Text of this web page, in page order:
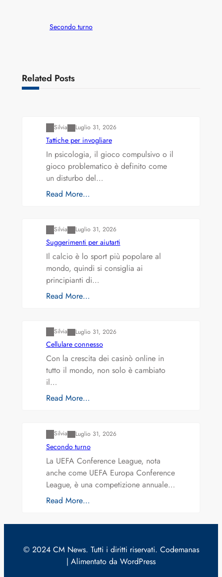
Secondo turno
Related Posts
Silvia Luglio 31, 2026
Tattiche per invogliare
In psicologia, il gioco compulsivo o il
gioco problematico è definito come
un disturbo del…
Read More…
Silvia Luglio 31, 2026
Suggerimenti per aiutarti
Il calcio è lo sport più popolare al
mondo, quindi si consiglia ai
principianti di…
Read More…
Silvia Luglio 31, 2026
Cellulare connesso
Con la crescita dei casinò online in
tutto il mondo, non solo è cambiato
il…
Read More…
Silvia Luglio 31, 2026
Secondo turno
La UEFA Conference League, nota
anche come UEFA Europa Conference
League, è una competizione annuale…
Read More…
© 2024 CM News. Tutti i diritti riservati. Codemanas
| Alimentato da WordPress